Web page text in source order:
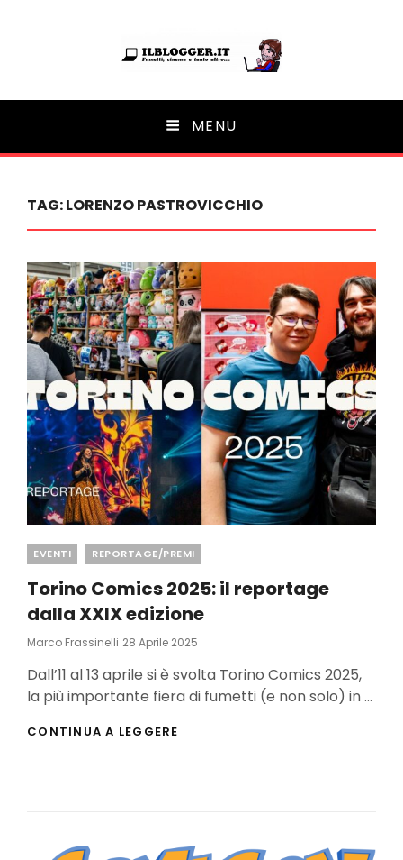
Ilblogger.it
Il portalino di blog | MENU
TAG:LORENZO PASTROVICCHIO
Categories
EVENTI REPORTAGE/PREMI
Torino Comics 2025: il reportage
dalla XXIX edizione
Marco Frassinelli Posted
28 Aprile 2025
Dall’11 al 13 aprile si è svolta Torino Comics 2025,
la più importante fiera di fumetti (e non solo) in …
CONTINUA A LEGGERE
EDIZIONE